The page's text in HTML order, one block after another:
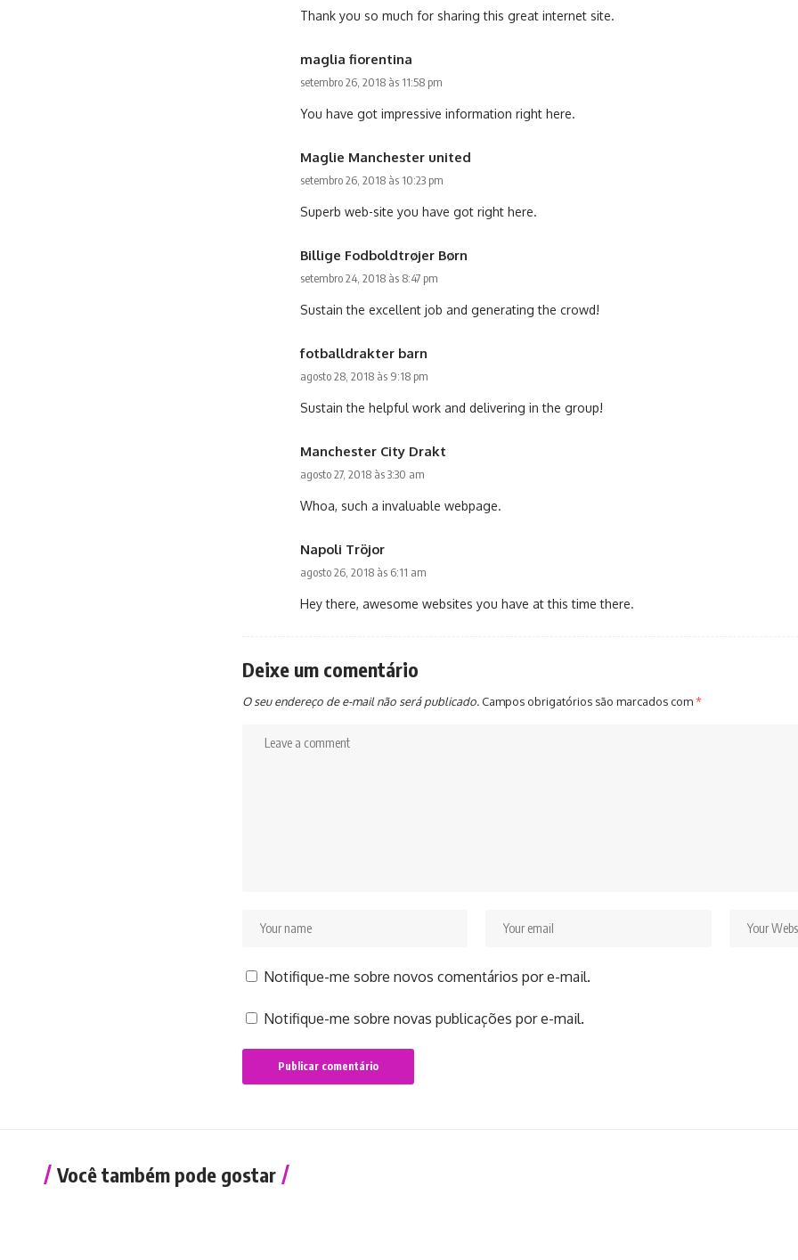
Thank you so much for sharing this great internet site.
maglia fiorentina
setembro 26, 2018 às 11:58 pm
You have got impressive information right here.
Maglie Manchester united
setembro 26, 2018 às 10:23 pm
Superb web-site you have got right here.
Billige Fodboldtrøjer Børn
setembro 24, 2018 às 8:47 pm
Sustain the excellent job and generating the crowd!
fotballdrakter barn
agosto 28, 2018 às 9:18 pm
Sustain the helpful work and delivering in the group!
Manchester City Drakt
agosto 27, 2018 às 3:30 am
Whoa, such a invaluable webpage.
Napoli Tröjor
agosto 26, 2018 às 6:11 am
Hey there, awesome websites you have at this time there.
Deixe um comentário
O seu endereço de e-mail não será publicado. Campos obrigatórios são marcados com*
Notifique-me sobre novos comentários por e-mail.
Notifique-me sobre novas publicações por e-mail.
Você também pode gostar